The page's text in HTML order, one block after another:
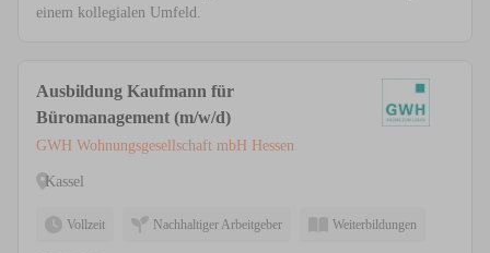
einem kollegialen Umfeld.
Ausbildung Kaufmann für
Büromanagement (m/w/d)
GWH Wohnungsgesellschaft mbH Hessen
Kassel
Vollzeit Nachhaltiger Arbeitgeber Weiterbildungen